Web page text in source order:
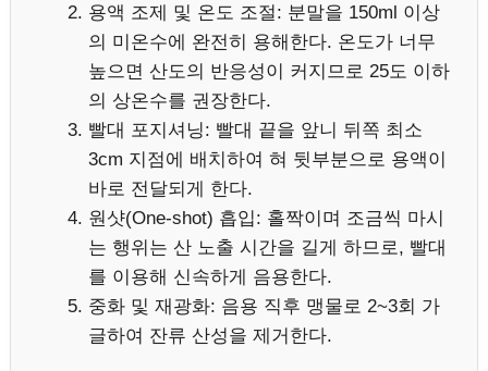
용액 조제 및 온도 조절: 분말을 150ml 이상
의 미온수에 완전히 용해한다. 온도가 너무
높으면 산도의 반응성이 커지므로 25도 이하
의 상온수를 권장한다.
빨대 포지셔닝: 빨대 끝을 앞니 뒤쪽 최소
3cm 지점에 배치하여 혀 뒷부분으로 용액이
바로 전달되게 한다.
원샷(One-shot) 흡입: 홀짝이며 조금씩 마시
는 행위는 산 노출 시간을 길게 하므로, 빨대
를 이용해 신속하게 음용한다.
중화 및 재광화: 음용 직후 맹물로 2~3회 가
글하여 잔류 산성을 제거한다.